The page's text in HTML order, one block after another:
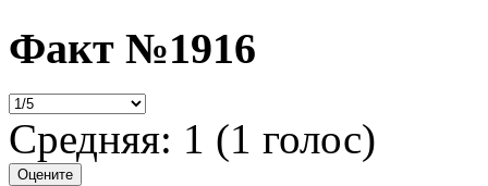
Факт №1916
Средняя: 1 (1 голос)